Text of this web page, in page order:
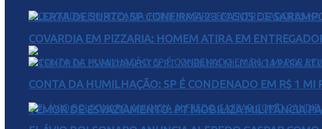
ALERTA DE SURTO: SP CONFIRMA 23 CASOS DE
TEMOR DE ESVAZIAMENTO: PT MOBILIZA MILITÂNCIA
COVARDIA EM PIZZARIA: HOMEM ATIRA EM
CONTA DA HUMILHAÇÃO: SP É CONDENADO EM R$ 1 MI